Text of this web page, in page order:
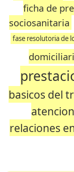
ficha de
sociosanitaria
fase resolutoria de
basicos del
relaciones